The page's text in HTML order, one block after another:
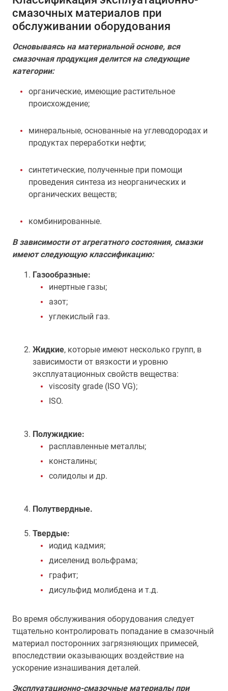
смазочных материалов при
обслуживании оборудования
Основываясь на материальной основе, вся
смазочная продукция делится на следующие
категории:
органические, имеющие растительное
происхождение;
минеральные, основанные на углеводородах и
продуктах переработки нефти;
синтетические, полученные при помощи
проведения синтеза из неорганических и
органических веществ;
комбинированные.
В зависимости от агрегатного состояния, смазки
имеют следующую классификацию:
Газообразные:
инертные газы;
азот;
углекислый газ.
Жидкие, которые имеют несколько групп, в
зависимости от вязкости и уровню
эксплуатационных свойств вещества:
viscosity grade (ISO VG);
ISO.
Полужидкие:
расплавленные металлы;
консталины;
солидолы и др.
Полутвердные.
Твердые:
иодид кадмия;
диселенид вольфрама;
графит;
дисульфид молибдена и т.д.
Во время обслуживания оборудования следует
тщательно контролировать попадание в смазочный
материал посторонних загрязняющих примесей,
впоследствии оказывающих воздействие на
ускорение изнашивания деталей.
Эксплуатационно-смазочные материалы при